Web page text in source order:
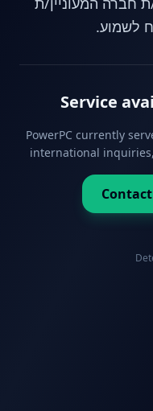
לשמוע.
Service
PowerPC currently
international